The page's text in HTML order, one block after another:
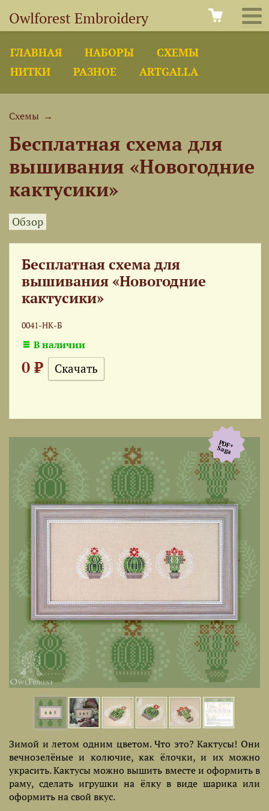
Owlforest Embroidery
ГЛАВНАЯ НАБОРЫ
СХЕМЫ
НИТКИ
РАЗНОЕ ARTGALLA
Схемы →
Бесплатная схема для
вышивания «Новогодние
кактусики»
Обзор
Бесплатная схема для
вышивания «Новогодние
кактусики»
0041-НК-Б
В наличии
0 ₽ Скачать
PDF+
Saga
Зимой и летом одним цветом. Что это? Кактусы! Они
вечнозелёные и колючие, как ёлочки, и их можно
украсить. Кактусы можно вышить вместе и оформить в
раму, сделать игрушки на ёлку в виде шарика или
оформить на свой вкус.